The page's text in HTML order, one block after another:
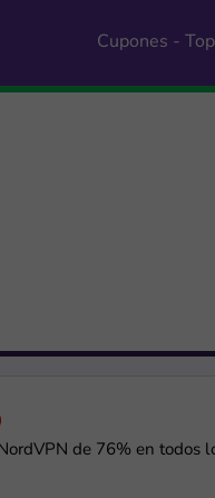
Cupones -
de 76% en todos